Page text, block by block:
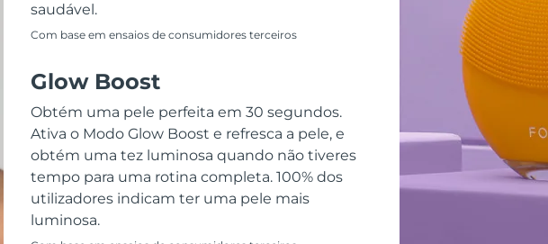
saudável.
Com base em ensaios de consumidores terceiros
Glow Boost
Obtém uma pele perfeita em 30 segundos.
Ativa o Modo Glow Boost e refresca a pele, e
obtém uma tez luminosa quando não tiveres
tempo para uma rotina completa. 100% dos
utilizadores indicam ter uma pele mais
luminosa.